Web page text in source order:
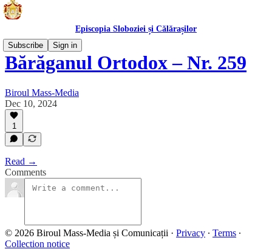
Episcopia Sloboziei și Călărașilor
Subscribe
Sign in
Bărăganul Ortodox – Nr. 259
Biroul Mass-Media
Dec 10, 2024
1
Read →
Comments
© 2026 Biroul Mass-Media și Comunicații · Privacy ∙ Terms ∙
Collection notice